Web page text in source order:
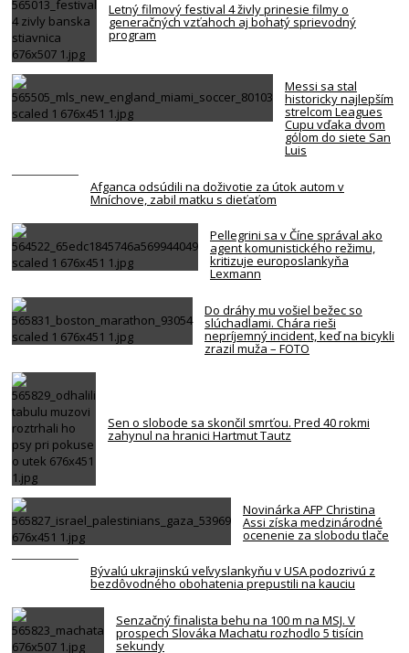
Letný filmový festival 4 živly prinesie filmy o
generačných vzťahoch aj bohatý sprievodný
program
Messi sa stal
historicky najlepším
strelcom Leagues
Cupu vďaka dvom
gólom do siete San
Luis
Afganca odsúdili na doživotie za útok autom v
Mníchove, zabil matku s dieťaťom
Pellegrini sa v Číne správal ako
agent komunistického režimu,
kritizuje europoslankyňa
Lexmann
Do dráhy mu vošiel bežec so
slúchadlami. Chára rieši
nepríjemný incident, keď na bicykli
zrazil muža – FOTO
Sen o slobode sa skončil smrťou. Pred 40 rokmi
zahynul na hranici Hartmut Tautz
Novinárka AFP Christina
Assi získa medzinárodné
ocenenie za slobodu tlače
Bývalú ukrajinskú veľvyslankyňu v USA podozrivú z
bezdôvodného obohatenia prepustili na kauciu
Senzačný finalista behu na 100 m na MSJ. V
prospech Slováka Machatu rozhodlo 5 tisícin
sekundy